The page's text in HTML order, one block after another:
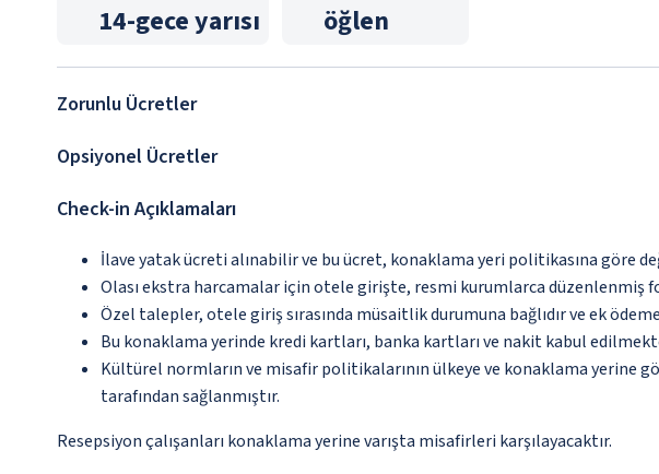
14-gece yarısı öğlen
Zorunlu Ücretler
Opsiyonel Ücretler
Check-in Açıklamaları
İlave yatak ücreti alınabilir ve bu ücret, konaklama yeri politikasına göre
Olası ekstra harcamalar için otele girişte, resmi kurumlarca
Özel talepler, otele giriş sırasında müsaitlik durumuna bağlıdır ve ek
Bu konaklama yerinde kredi kartları, banka kartları ve nakit kabul
Kültürel normların ve misafir politikalarının ülkeye ve konaklama yerine
tarafından sağlanmıştır.
Resepsiyon çalışanları konaklama yerine varışta misafirleri karşılayacaktır.